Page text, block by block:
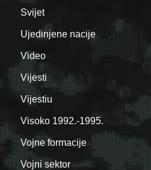
Svijet
Ujedinjene nacije
Video
Vijesti
Vijestiu
Visoko 1992.-1995.
Vojne formacije
Vojni sektor